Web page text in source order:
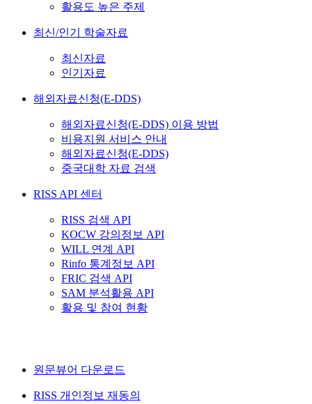
활용도 높은 주제
최신/인기 학술자료
최신자료
인기자료
해외자료신청(E-DDS)
해외자료신청(E-DDS) 이용 방법
비용지원 서비스 안내
해외자료신청(E-DDS)
중국대학 자료 검색
RISS API 센터
RISS 검색 API
KOCW 강의정보 API
WILL 연계 API
Rinfo 통계정보 API
FRIC 검색 API
SAM 분석활용 API
활용 및 참여 현황
원문뷰어 다운로드
RISS 개인정보 재동의